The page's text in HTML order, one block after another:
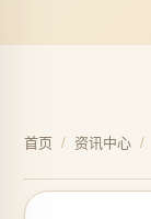
首页 / 资讯中心 /